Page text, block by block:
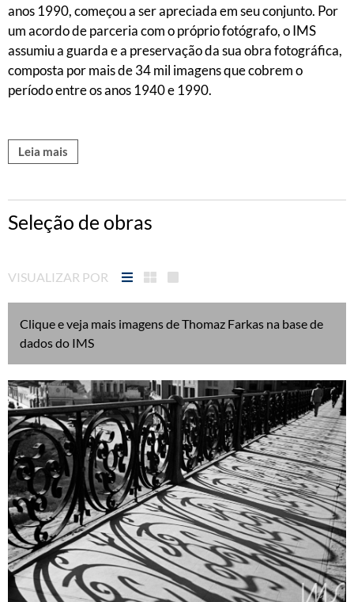
anos 1990, começou a ser apreciada em seu conjunto. Por
um acordo de parceria com o próprio fotógrafo, o IMS
assumiu a guarda e a preservação da sua obra fotográfica,
composta por mais de 34 mil imagens que cobrem o
período entre os anos 1940 e 1990.
Leia mais
Seleção de obras
VISUALIZAR POR
Clique e veja mais imagens de Thomaz Farkas na base de
dados do IMS